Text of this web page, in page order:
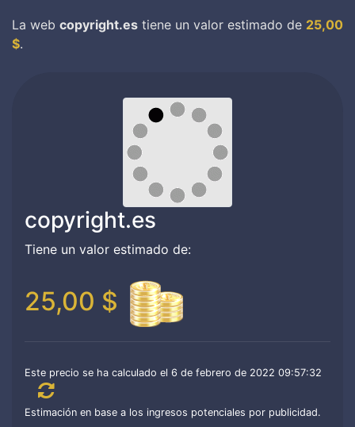
La web copyright.es tiene un valor estimado de 25,00
$.
copyright.es
Tiene un valor estimado de:
25,00 $
Este precio se ha calculado el 6 de febrero de 2022 09:57:32
Estimación en base a los ingresos potenciales por publicidad.